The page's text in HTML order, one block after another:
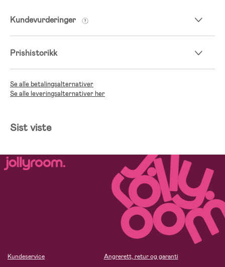
Kundevurderinger
Prishistorikk
Se alle betalingsalternativer
Se alle leveringsalternativer her
Sist viste
Kundeservice
Angrerett, retur og garanti